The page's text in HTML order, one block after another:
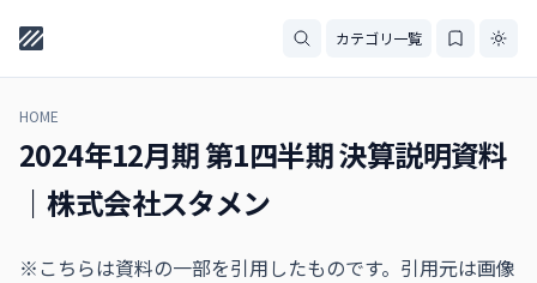
カテゴリ一覧
HOME
2024年12月期 第1四半期 決算説明資料
｜株式会社スタメン
※こちらは資料の一部を引用したものです。引用元は画像